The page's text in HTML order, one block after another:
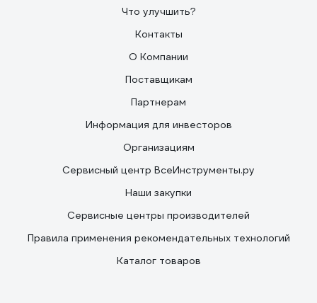
Что улучшить?
Контакты
О Компании
Поставщикам
Партнерам
Информация для инвесторов
Организациям
Сервисный центр ВсеИнструменты.ру
Наши закупки
Сервисные центры производителей
Правила применения рекомендательных технологий
Каталог товаров